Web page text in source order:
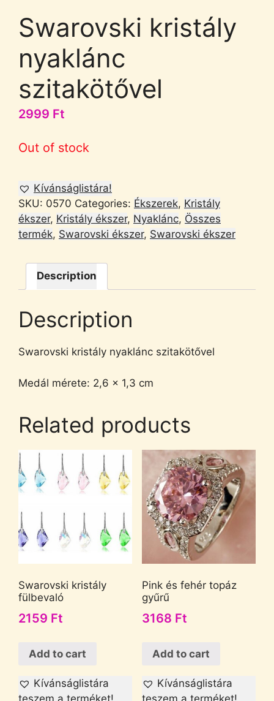
Swarovski kristály
nyaklánc
szitakötővel
2999 Ft
Out of stock
Kívánságlistára!
SKU: 0570 Categories: Ékszerek, Kristály
ékszer, Kristály ékszer, Nyaklánc, Összes
termék, Swarovski ékszer, Swarovski ékszer
Description
Description
Swarovski kristály nyaklánc szitakötővel
Medál mérete: 2,6 x 1,3 cm
Related products
Swarovski kristály
fülbevaló
2159 Ft
Add to cart
Kívánságlistára
Pink és fehér topáz
gyűrű
3168 Ft
Add to cart
Kívánságlistára